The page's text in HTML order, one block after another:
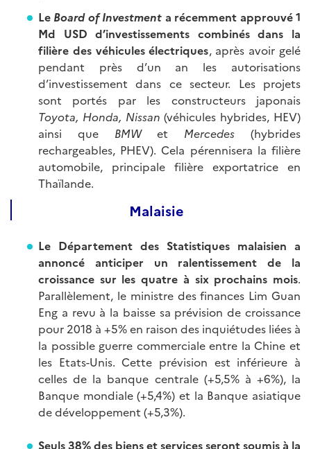
Le Board of Investment a récemment approuvé 1
Md USD d’investissements combinés dans la
filière des véhicules électriques, après avoir gelé
pendant près d’un an les autorisations
d’investissement dans ce secteur. Les projets
sont portés par les constructeurs japonais
Toyota, Honda, Nissan (véhicules hybrides, HEV)
ainsi que BMWet Mercedes (hybrides
rechargeables, PHEV). Cela pérennisera la filière
automobile, principale filière exportatrice en
Thaïlande.
Malaisie
Le Département des Statistiques malaisien a
annoncé anticiper un ralentissement de la
croissance sur les quatre à six prochains mois.
Parallèlement, le ministre des finances Lim Guan
Eng a revu à la baisse sa prévision de croissance
pour 2018 à +5% en raison des inquiétudes liées à
la possible guerre commerciale entre la Chine et
les Etats-Unis. Cette prévision est inférieure à
celles de la banque centrale (+5,5% à +6%), la
Banque mondiale (+5,4%) et la Banque asiatique
de développement (+5,3%).
Seuls 38% des biens et services seront soumis à la